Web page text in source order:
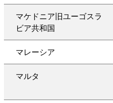
マケドニア旧ユーゴスラ
ビア共和国
マレーシア
マルタ